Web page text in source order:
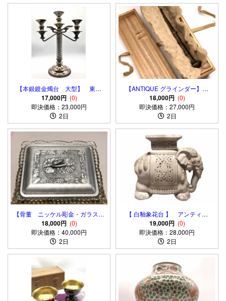
【本銀鍍金燭台 大型】 東京
TAMIYA １９７４年製
17,000円 (0)
即決価格：23,000円
2日
【ANTIQUE グラインダー】乳
棒 17世紀 フランス製 桐箱
入
18,000円 (0)
即決価格：27,000円
2日
【骨董 ニッケル彫金・ガラス菓
子鉢】 金工・ガラス工編組特注
品 旧家蔵出し
18,000円 (0)
即決価格：40,000円
2日
【 白釉象花台 】 アンティー
ク 吉祥蝙蝠文
19,000円 (0)
即決価格：28,000円
2日